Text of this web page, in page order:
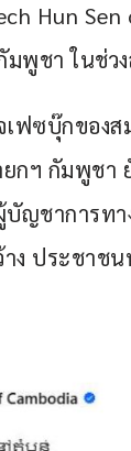
Hun
มพูชา ในช่
ฟซบุ๊กของ
กฯ กัมพูชา
ญชาการท
าง ประชา